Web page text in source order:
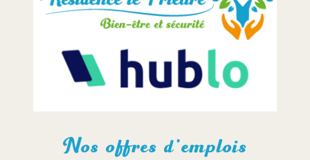
Nos offres d’emplois